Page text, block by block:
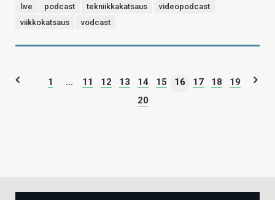
live podcast tekniikkakatsaus
videopodcast
viikkokatsaus
vodcast
1 ... 11 12 13 14 15 16 17 18
19
20